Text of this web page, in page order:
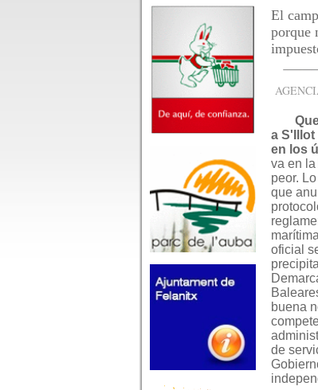
El
porque
a
en los
va en
peor.
que
oficial
buena
de